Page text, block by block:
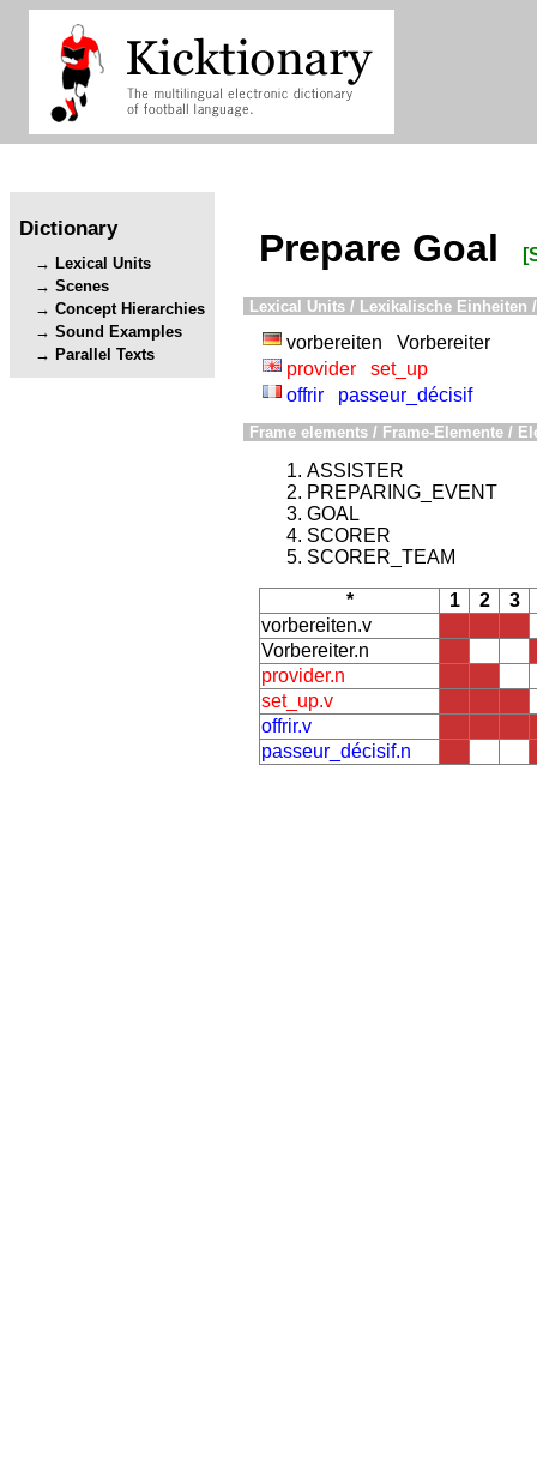
Dictionary
Lexical Units
Scenes
Concept Hierarchies
Sound Examples
Parallel Texts
Prepare Goal
Lexical Units / Lexikalische Einheiten
vorbereiten
Vorbereiter
provider
set_up
offrir
passeur_décisif
Frame elements / Frame-Elemente /
ASSISTER
PREPARING_EVENT
GOAL
SCORER
SCORER_TEAM
* 1 2
3
vorbereiten.v
Vorbereiter.n
provider.n
set_up.v
offrir.v
passeur_décisif.n